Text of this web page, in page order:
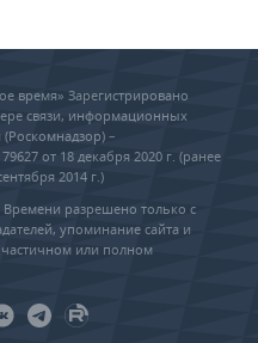
время» Зарегистрировано
связи, информационных
–
от 18 декабря 2020 г. (ранее
2014 г.)
разрешено только с
упоминание сайта и
или полном